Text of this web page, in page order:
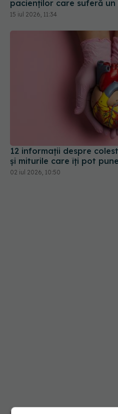
12 informații despre
și miturile care îți pot
02 iul 2026, 10:50